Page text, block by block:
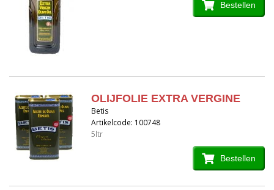
Bestellen
OLIJFOLIE EXTRA VERGINE
Betis
Artikelcode: 100748
5ltr
Bestellen